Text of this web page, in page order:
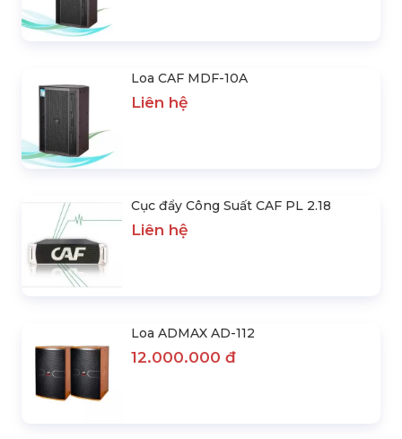
Loa CAF MDF-10A
Liên hệ
Cục đẩy Công Suất CAF PL 2.18
Liên hệ
Loa ADMAX AD-112
12.000.000 đ